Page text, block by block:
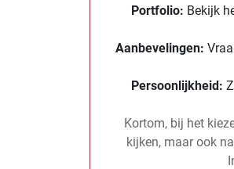
Portfolio: Bekijk
Aanbevelingen:
Persoonlijkheid:
Kortom, bij het
kijken, maar ook